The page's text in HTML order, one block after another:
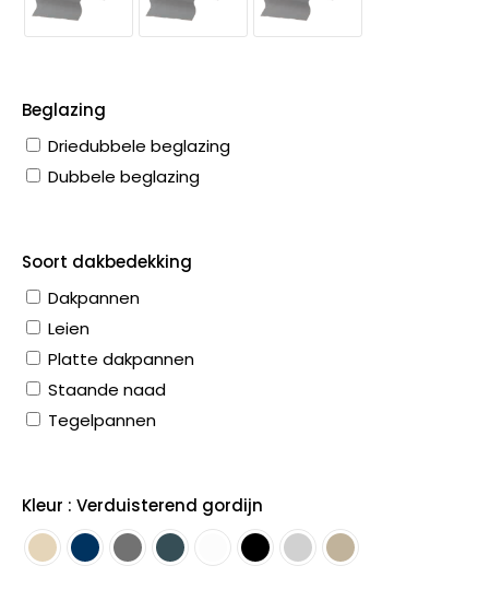
Beglazing
Driedubbele beglazing
Dubbele beglazing
Soort dakbedekking
Dakpannen
Leien
Platte dakpannen
Staande naad
Tegelpannen
Kleur : Verduisterend gordijn